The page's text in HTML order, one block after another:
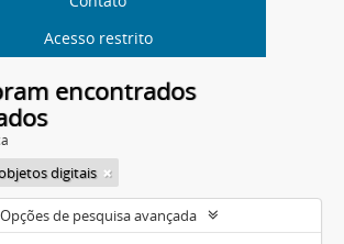
Acesso restrito
encontrados
digitais
Opções de pesquisa avançada